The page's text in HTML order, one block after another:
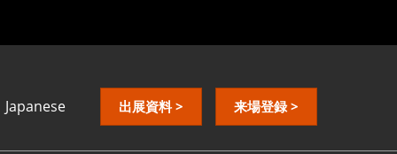
Japanese
出展資料 > 来場登録 >